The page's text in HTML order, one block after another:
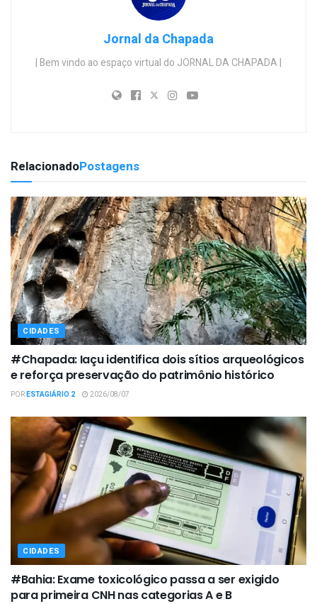
Jornal da Chapada
| Bem vindo ao espaço virtual do JORNAL DA CHAPADA |
RelacionadoPostagens
CIDADES
#Chapada: Iaçu identifica dois sítios arqueológicos
e reforça preservação do patrimônio histórico
PORESTAGIÁRIO 2 2026/08/07
CIDADES
#Bahia: Exame toxicológico passa a ser exigido
para primeira CNH nas categorias A e B